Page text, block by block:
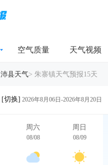
空气质量 天气视频
沛县天气> 朱寨镇天气预报15天
[切换] 2026年8月06日-2026年8月20日
周六
08/08
周日
08/09